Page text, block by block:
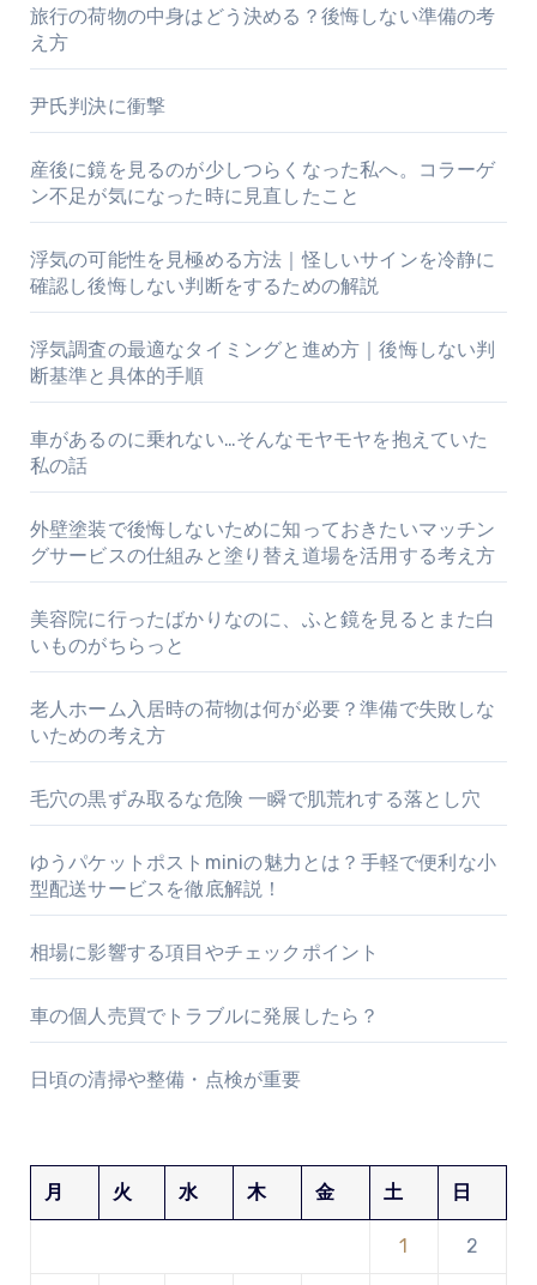
旅行の荷物の中身はどう決める？後悔しない準備の考
え方
尹氏判決に衝撃
産後に鏡を見るのが少しつらくなった私へ。コラーゲ
ン不足が気になった時に見直したこと
浮気の可能性を見極める方法｜怪しいサインを冷静に
確認し後悔しない判断をするための解説
浮気調査の最適なタイミングと進め方｜後悔しない判
断基準と具体的手順
車があるのに乗れない…そんなモヤモヤを抱えていた
私の話
外壁塗装で後悔しないために知っておきたいマッチン
グサービスの仕組みと塗り替え道場を活用する考え方
美容院に行ったばかりなのに、ふと鏡を見るとまた白
いものがちらっと
老人ホーム入居時の荷物は何が必要？準備で失敗しな
いための考え方
毛穴の黒ずみ取るな危険 一瞬で肌荒れする落とし穴
ゆうパケットポストminiの魅力とは？手軽で便利な小
型配送サービスを徹底解説！
相場に影響する項目やチェックポイント
車の個人売買でトラブルに発展したら？
日頃の清掃や整備・点検が重要
月 火 水 木 金 土 日
1 2